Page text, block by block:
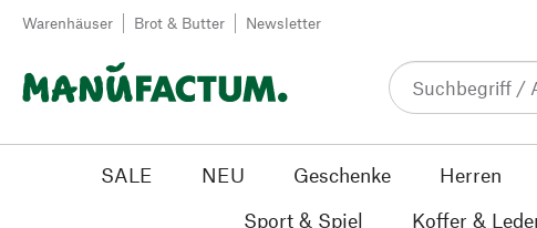
Zum Inhalt springen
Warenhäuser Brot & Butter Newsletter
SALE NEU Geschenke Herren
Sport & Spiel
Koffer &